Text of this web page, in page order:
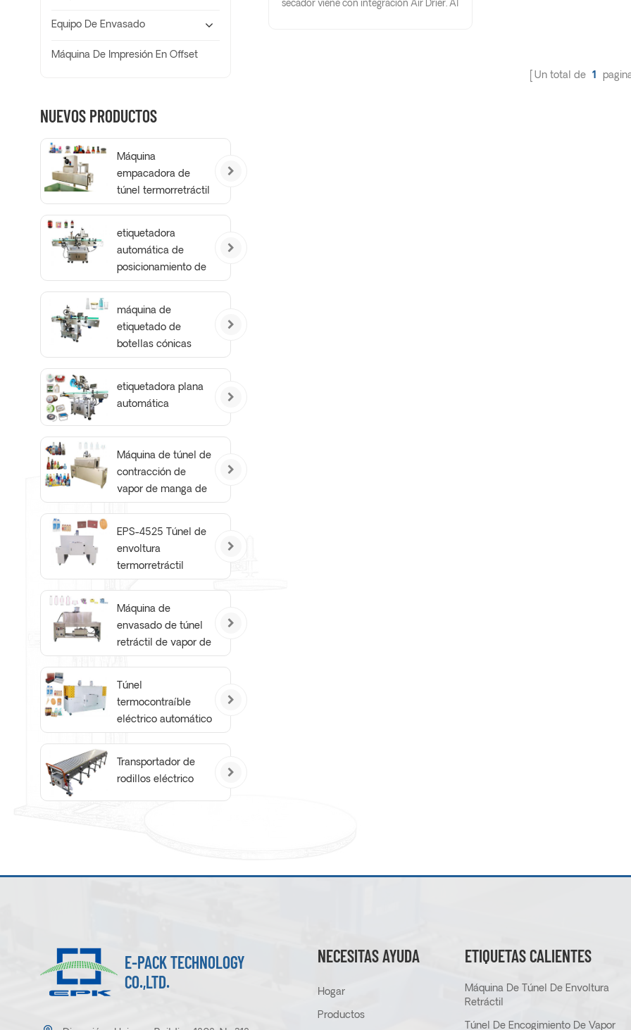
secador viene con integración Air Drier. Al
Un total de 1
Equipo De Envasado
Máquina De Impresión En Offset
NUEVOS PRODUCTOS
Máquina
empacadora de
túnel termorretráctil
manipulaciones
etiquetadora
automática de
posicionamiento de
máquina de
etiquetado de
botellas cónicas
etiquetadora plana
automática
Máquina de túnel de
contracción de
vapor de manga de
EPS-4525 Túnel de
envoltura
termorretráctil
Máquina de
envasado de túnel
retráctil de vapor de
Túnel
termocontraíble
eléctrico automático
Transportador de
rodillos eléctrico
E-PACK TECHNOLOGY
CO.,LTD.
NECESITAS AYUDA
Hogar
Productos
ETIQUETAS CALIENTES
Máquina De Túnel De Envoltura
Retráctil
Túnel De Encogimiento De Vapor